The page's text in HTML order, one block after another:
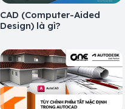
CAD (Computer-Aided
Design) là gì?